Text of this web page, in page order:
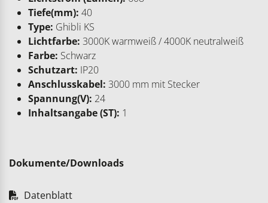
Tiefe(mm): 40
Type: Ghibli KS
Lichtfarbe: 3000K warmweiß / 4000K neutralweiß
Farbe: Schwarz
Schutzart: IP20
Anschlusskabel: 3000 mm mit Stecker
Spannung(V): 24
Inhaltsangabe (ST): 1
Dokumente/Downloads
Datenblatt